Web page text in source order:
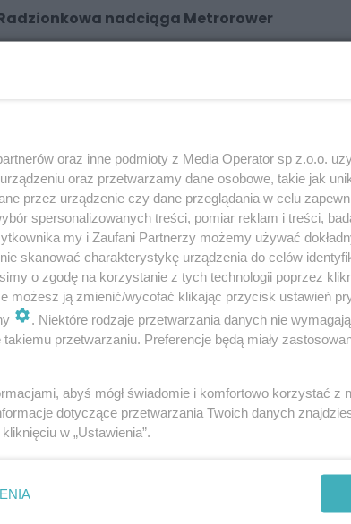
nadciąga Metrorower
wjeżdża do Tarnowskich Gór
oraz inne podmioty z Media Operator sp z.o.o.
oraz przetwarzamy dane osobowe, takie jak
przez urządzenie czy dane przeglądania w celu
spersonalizowanych treści, pomiar reklam i treści,
my i Zaufani Partnerzy możemy używać
skanować charakterystykę urządzenia do celów
o zgodę na korzystanie z tych technologii poprzez
możesz ją zmienić/wycofać klikając przycisk ustawień
. Niektóre rodzaje przetwarzania danych nie
przetwarzaniu. Preferencje będą miały
abyś mógł świadomie i komfortowo korzystać z
dotyczące przetwarzania Twoich danych
w „Ustawienia”.